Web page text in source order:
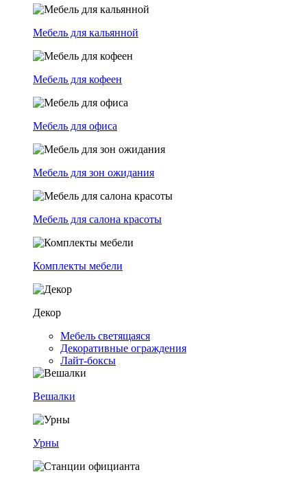
Мебель для кальянной
Мебель для кофеен
Мебель для офиса
Мебель для зон ожидания
Мебель для салона красоты
Комплекты мебели
Декор
Мебель светящаяся
Декоративные ограждения
Лайт-боксы
Вешалки
Урны